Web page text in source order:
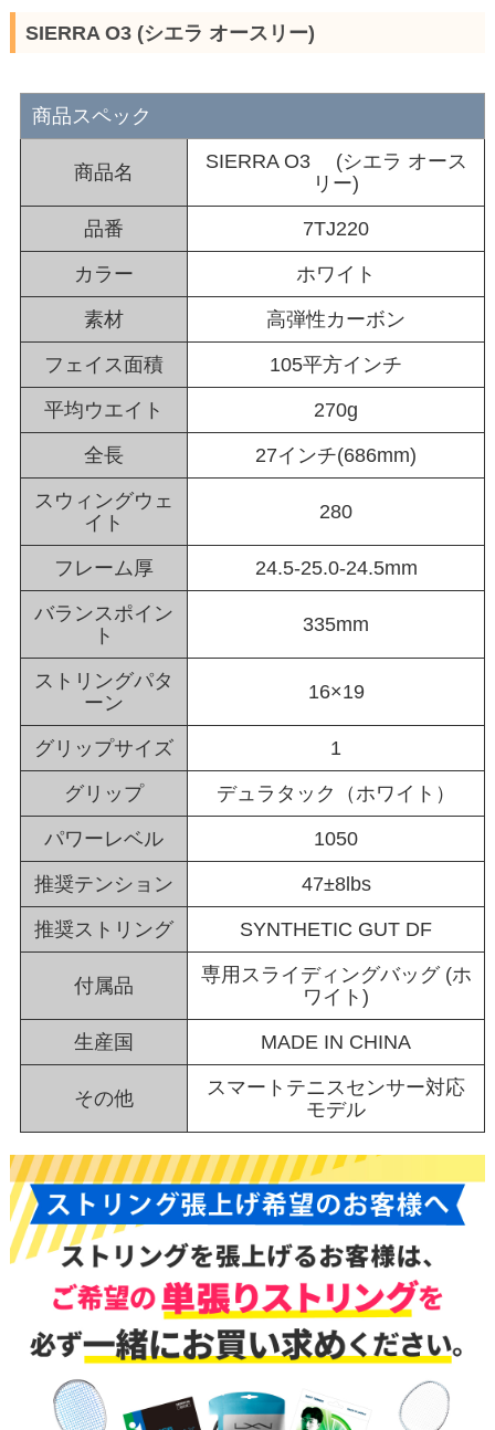
SIERRA O3 (シエラ オースリー)
商品スペック
商品名
SIERRA O3 (シエラ オース
リー)
品番 7TJ220
カラー ホワイト
素材 高弾性カーボン
フェイス面積 105平方インチ
平均ウエイト 270g
全長 27インチ(686mm)
スウィングウェ
イト
280
フレーム厚 24.5-25.0-24.5mm
バランスポイン
ト
335mm
ストリングパタ
ーン
16×19
グリップサイズ 1
グリップ デュラタック（ホワイト）
パワーレベル 1050
推奨テンション 47±8lbs
推奨ストリング SYNTHETIC GUT DF
付属品
専用スライディングバッグ (ホ
ワイト)
生産国 MADE IN CHINA
その他
スマートテニスセンサー対応
モデル